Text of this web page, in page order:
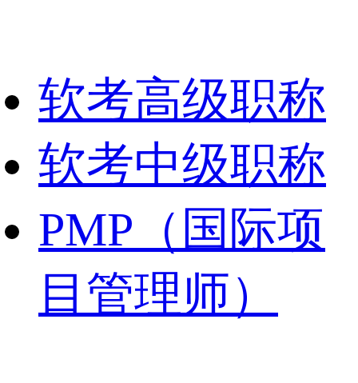
软考高级职称
软考中级职称
PMP（国际项
目管理师）